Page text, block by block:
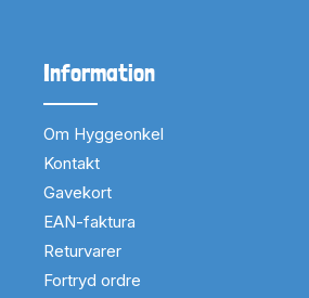
Information
Om Hyggeonkel
Kontakt
Gavekort
EAN-faktura
Returvarer
Fortryd ordre